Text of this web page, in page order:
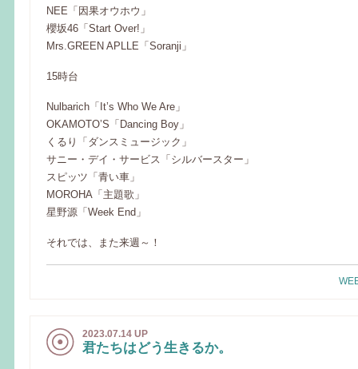
NEE「因果オウホウ」
櫻坂46「Start Over!」
Mrs.GREEN APLLE「Soranji」
15時台
Nulbarich「It’s Who We Are」
OKAMOTO’S「Dancing Boy」
くるり「ダンスミュージック」
サニー・デイ・サービス「シルバースター」
スピッツ「青い車」
MOROHA「主題歌」
星野源「Week End」
それでは、また来週～！
2023.07.14 UP
君たちはどう生きるか。